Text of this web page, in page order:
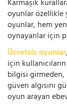
Karmaşık
oyunlar özellikle
oyunlar, hem
oynayanlar için
Ücretsiz oyunlar
için
bilgisi
güven algısını
oyun arayan